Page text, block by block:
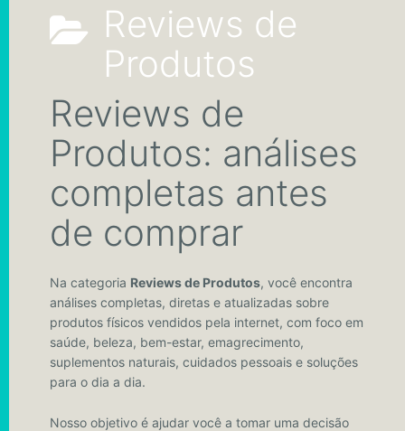
Reviews de
Produtos
Reviews de
Produtos: análises
completas antes
de comprar
Na categoria Reviews de Produtos, você encontra
análises completas, diretas e atualizadas sobre
produtos físicos vendidos pela internet, com foco em
saúde, beleza, bem-estar, emagrecimento,
suplementos naturais, cuidados pessoais e soluções
para o dia a dia.
Nosso objetivo é ajudar você a tomar uma decisão